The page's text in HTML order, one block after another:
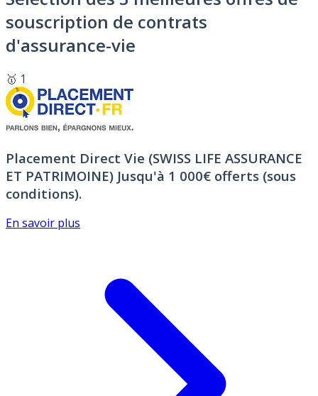
souscription de contrats
d'assurance-vie
🥇 1
Placement Direct Vie (SWISS LIFE ASSURANCE
ET PATRIMOINE) Jusqu'à 1 000€ offerts (sous
conditions).
En savoir plus